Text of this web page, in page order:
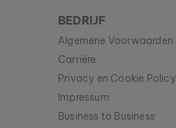
BEDRIJF
Algemene Voorwaarden
Carrière
Privacy en Cookie Policy
Impressum
Business to Business